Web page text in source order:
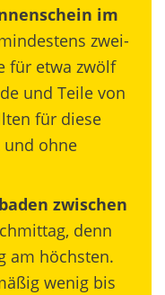
im
zwei-
für etwa zwölf
und Teile von
für diese
und ohne
zwischen
denn
am höchsten.
wenig bis